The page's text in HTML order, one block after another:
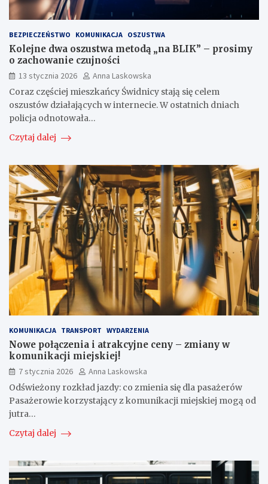
BEZPIECZEŃSTWO KOMUNIKACJA OSZUSTWA
Kolejne dwa oszustwa metodą „na BLIK” – prosimy
o zachowanie czujności
13 stycznia 2026
Anna Laskowska
Coraz częściej mieszkańcy Świdnicy stają się celem
oszustów działających w internecie. W ostatnich dniach
policja odnotowała…
Czytaj dalej
KOMUNIKACJA TRANSPORT WYDARZENIA
Nowe połączenia i atrakcyjne ceny – zmiany w
komunikacji miejskiej!
7 stycznia 2026
Anna Laskowska
Odświeżony rozkład jazdy: co zmienia się dla pasażerów
Pasażerowie korzystający z komunikacji miejskiej mogą od
jutra…
Czytaj dalej